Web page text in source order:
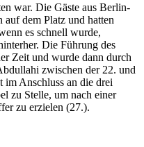
war. Die Gäste aus Berlin-
auf dem Platz und hatten
es schnell wurde,
Die Führung des
Zeit und wurde dann durch
zwischen der 22. und
Anschluss an die drei
zu Stelle, um nach einer
zu erzielen (27.).